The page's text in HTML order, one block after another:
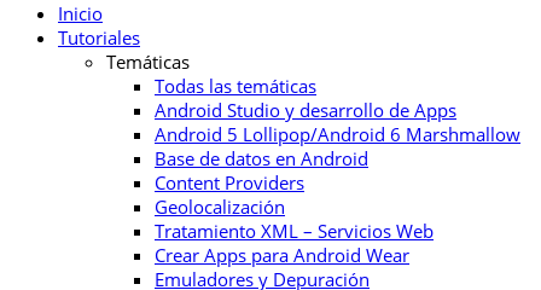
Inicio
Tutoriales
Temáticas
Todas las temáticas
Android Studio y desarrollo de Apps
Android 5 Lollipop/Android 6 Marshmallow
Base de datos en Android
Content Providers
Geolocalización
Tratamiento XML – Servicios Web
Crear Apps para Android Wear
Emuladores y Depuración